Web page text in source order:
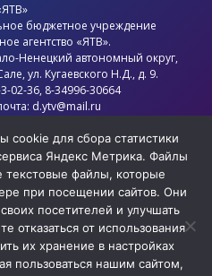
бюджетное учреждение
агентство «ЯТВ».
Ненецкий автономный округ,
, ул. Кугаевского Н.Д., д. 9.
02-36, 8-34996-30664
d.ytv@mail.ru
cookie для сбора статистики
Яндекс Метрика. Файлы
файлы, которые
при посещении сайтов. Они
посетителей и улучшать
отказаться от использования
их хранение в настройках
пользоваться нашим сайтом,